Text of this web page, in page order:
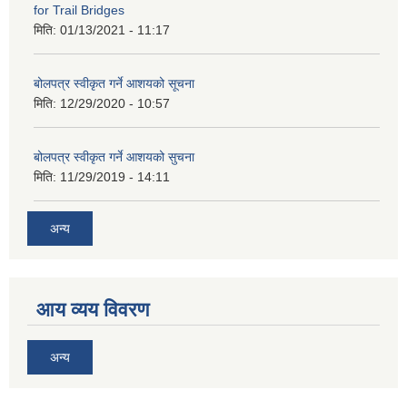
for Trail Bridges
मिति: 01/13/2021 - 11:17
बोलपत्र स्वीकृत गर्ने आशयको सूचना
मिति: 12/29/2020 - 10:57
बोलपत्र स्वीकृत गर्ने आशयको सुचना
मिति: 11/29/2019 - 14:11
अन्य
आय व्यय विवरण
अन्य